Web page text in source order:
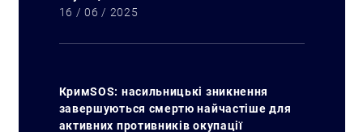
16 / 06 / 2025
КримSOS: насильницькі зникнення
завершуються смертю найчастіше для
активних противників окупації